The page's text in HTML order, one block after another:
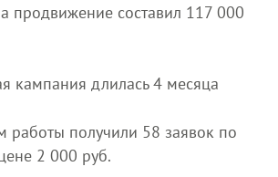
продвижение составил 117 000
кампания длилась 4 месяца
работы получили 58 заявок по
2 000 руб.